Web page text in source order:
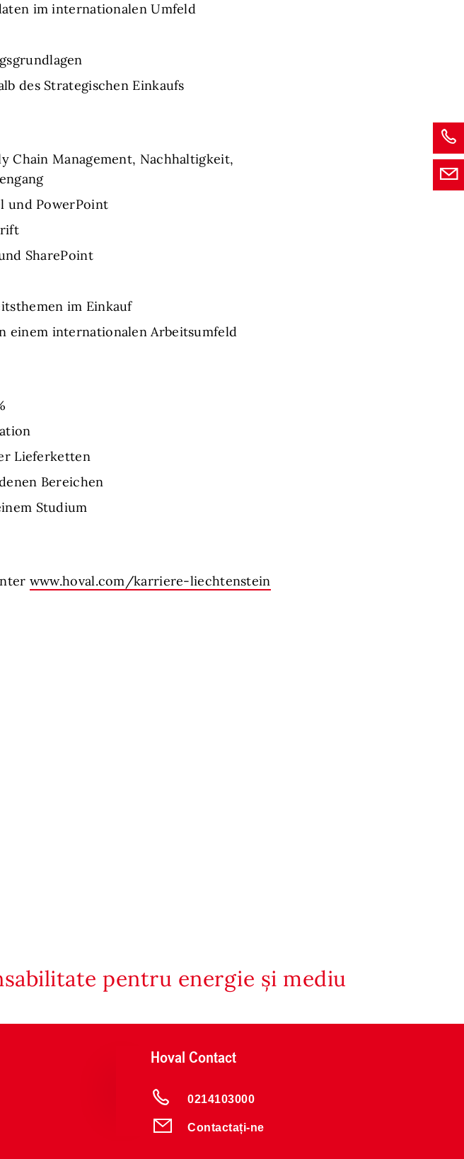
im internationalen Umfeld
des Strategischen Einkaufs
Chain Management, Nachhaltigkeit,
und PowerPoint
SharePoint
im Einkauf
einem internationalen Arbeitsumfeld
Lieferketten
Bereichen
Studium
www.hoval.com/karriere-liechtenstein
pentru energie și mediu
Hoval Contact
0214103000
Contactați-ne